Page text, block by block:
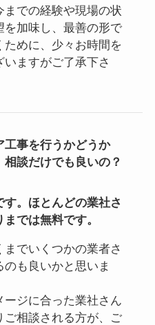
までの経験や現場の状
を加味し、最善の形で
ために、少々お時間を
ますがご了承下さ
工事を行うかどうか
談だけでも良いの？
す。ほとんどの業社さ
では無料です。
でいくつかの業者さ
も良いかと思いま
ージに合った業社さん
ご相談される方が、ご